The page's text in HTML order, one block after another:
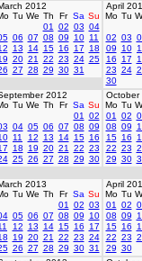
2012
Tu We Th Fr Sa Su
01
02 03 04
06 07 08 09 10 11
13 14 15 16 17
18
20 21 22 23 24 25
27 28 29 30 31
April
Mo Tu
02 03
09
10
16
17
23 24
30
2012
Tu We Th Fr Sa Su
01
02
04 05 06 07 08 09
11 12 13 14 15 16
18 19 20 21 22 23
25 26 27 28 29 30
October
Mo Tu
01
02
08 09
15 16
22 23
29 30
2013
Tu We Th Fr Sa Su
01
02 03
05 06 07 08 09
10
12 13 14 15 16
17
19 20 21 22 23 24
26 27 28 29 30 31
April
Mo Tu
01
02
08 09
15 16
22 23
29 30